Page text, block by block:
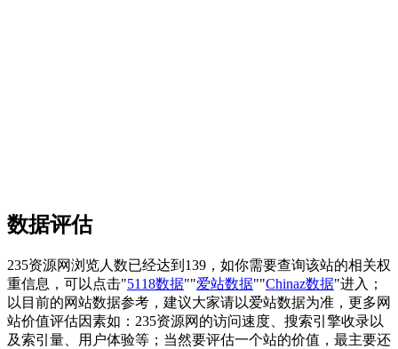
数据评估
235资源网浏览人数已经达到139，如你需要查询该站的相关权
重信息，可以点击"5118数据""爱站数据""Chinaz数据"进入；
以目前的网站数据参考，建议大家请以爱站数据为准，更多网
站价值评估因素如：235资源网的访问速度、搜索引擎收录以
及索引量、用户体验等；当然要评估一个站的价值，最主要还